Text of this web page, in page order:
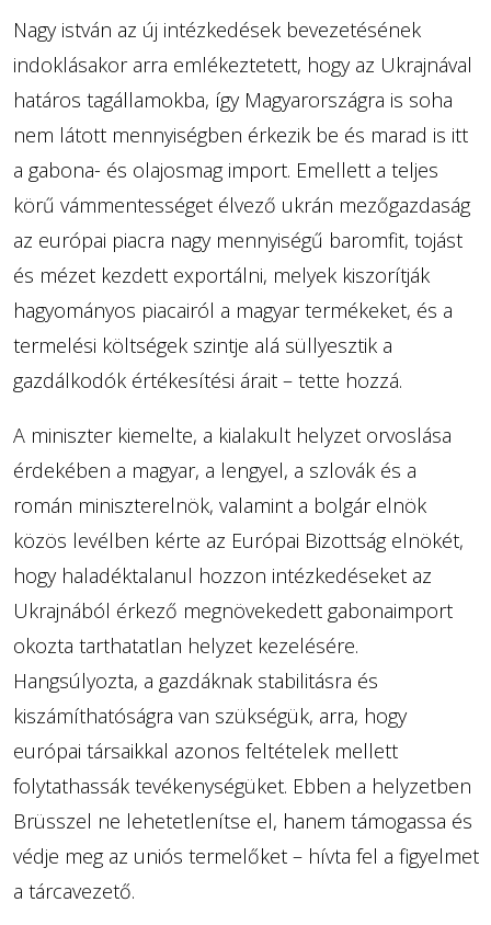
Nagy istván az új intézkedések bevezetésének
indoklásakor arra emlékeztetett, hogy az Ukrajnával
határos tagállamokba, így Magyarországra is soha
nem látott mennyiségben érkezik be és marad is itt
a gabona- és olajosmag import. Emellett a teljes
körű vámmentességet élvező ukrán mezőgazdaság
az európai piacra nagy mennyiségű baromfit, tojást
és mézet kezdett exportálni, melyek kiszorítják
hagyományos piacairól a magyar termékeket, és a
termelési költségek szintje alá süllyesztik a
gazdálkodók értékesítési árait – tette hozzá.
A miniszter kiemelte, a kialakult helyzet orvoslása
érdekében a magyar, a lengyel, a szlovák és a
román miniszterelnök, valamint a bolgár elnök
közös levélben kérte az Európai Bizottság elnökét,
hogy haladéktalanul hozzon intézkedéseket az
Ukrajnából érkező megnövekedett gabonaimport
okozta tarthatatlan helyzet kezelésére.
Hangsúlyozta, a gazdáknak stabilitásra és
kiszámíthatóságra van szükségük, arra, hogy
európai társaikkal azonos feltételek mellett
folytathassák tevékenységüket. Ebben a helyzetben
Brüsszel ne lehetetlenítse el, hanem támogassa és
védje meg az uniós termelőket – hívta fel a figyelmet
a tárcavezető.